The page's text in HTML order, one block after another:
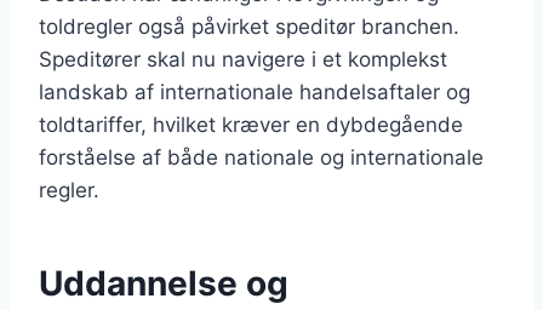
toldregler også påvirket speditør branchen.
Speditører skal nu navigere i et komplekst
landskab af internationale handelsaftaler og
toldtariffer, hvilket kræver en dybdegående
forståelse af både nationale og internationale
regler.
Uddannelse og